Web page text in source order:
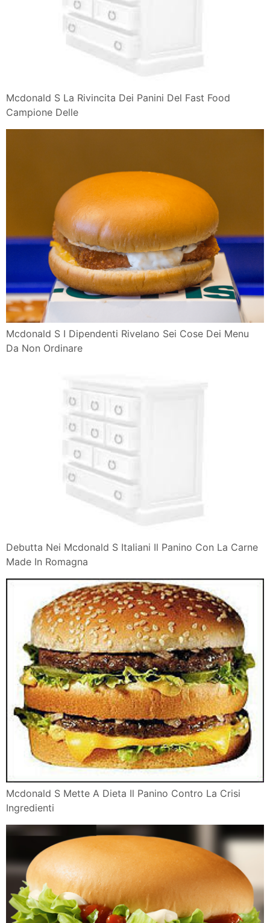
Mcdonald S La Rivincita Dei Panini Del Fast Food
Campione Delle
Mcdonald S I Dipendenti Rivelano Sei Cose Dei Menu
Da Non Ordinare
Debutta Nei Mcdonald S Italiani Il Panino Con La Carne
Made In Romagna
Mcdonald S Mette A Dieta Il Panino Contro La Crisi
Ingredienti